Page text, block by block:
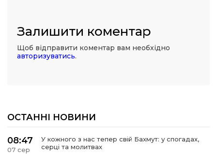
Залишити коментар
Щоб відправити коментар вам необхідно
авторизуватись.
ОСТАННІ НОВИНИ
08:47
07 сер
У кожного з нас тепер свій Бахмут: у спогадах,
серці та молитвах